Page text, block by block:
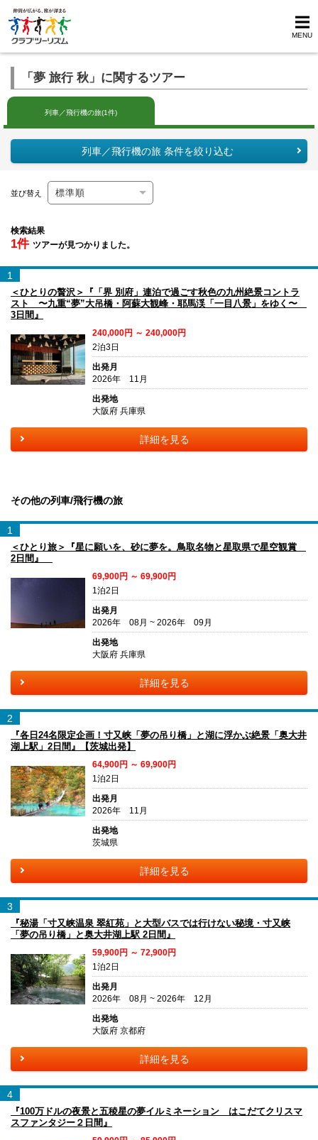
MENU
「夢 旅行 秋」に関するツアー
列車／飛行機の旅(1件)
列車／飛行機の旅 条件を絞り込む
並び替え
検索結果
1件 ツアーが見つかりました。
1
＜ひとりの贅沢＞『「界 別府」連泊で過ごす秋色の九州絶景コントラ
スト 〜九重“夢”大吊橋・阿蘇大観峰・耶馬渓「一目八景」をゆく〜
3日間』
240,000円 ～ 240,000円
2泊3日
出発月
2026年 11月
出発地
大阪府 兵庫県
詳細を見る
その他の列車/飛行機の旅
1
＜ひとり旅＞『星に願いを、砂に夢を。鳥取名物と星取県で星空観賞
2日間』
69,900円 ～ 69,900円
1泊2日
出発月
2026年 08月 ~ 2026年 09月
出発地
大阪府 兵庫県
詳細を見る
2
『各日24名限定企画！寸又峡「夢の吊り橋」と湖に浮かぶ絶景「奥大井
湖上駅」2日間』【茨城出発】
64,900円 ～ 69,900円
1泊2日
出発月
2026年 11月
出発地
茨城県
詳細を見る
3
『秘湯「寸又峡温泉 翠紅苑」と大型バスでは行けない秘境・寸又峡
「夢の吊り橋」と奥大井湖上駅 2日間』
59,900円 ～ 72,900円
1泊2日
出発月
2026年 08月 ~ 2026年 12月
出発地
大阪府 京都府
詳細を見る
4
『100万ドルの夜景と五稜星の夢イルミネーション はこだてクリスマ
スファンタジー２日間』